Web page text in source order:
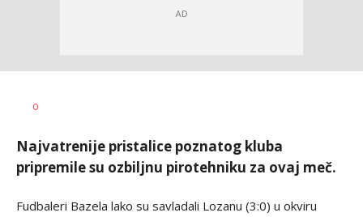
AUTOR
0
Najvatrenije pristalice poznatog kluba
pripremile su ozbiljnu pirotehniku za ovaj meč.
Fudbaleri Bazela lako su savladali Lozanu (3:0) u okviru